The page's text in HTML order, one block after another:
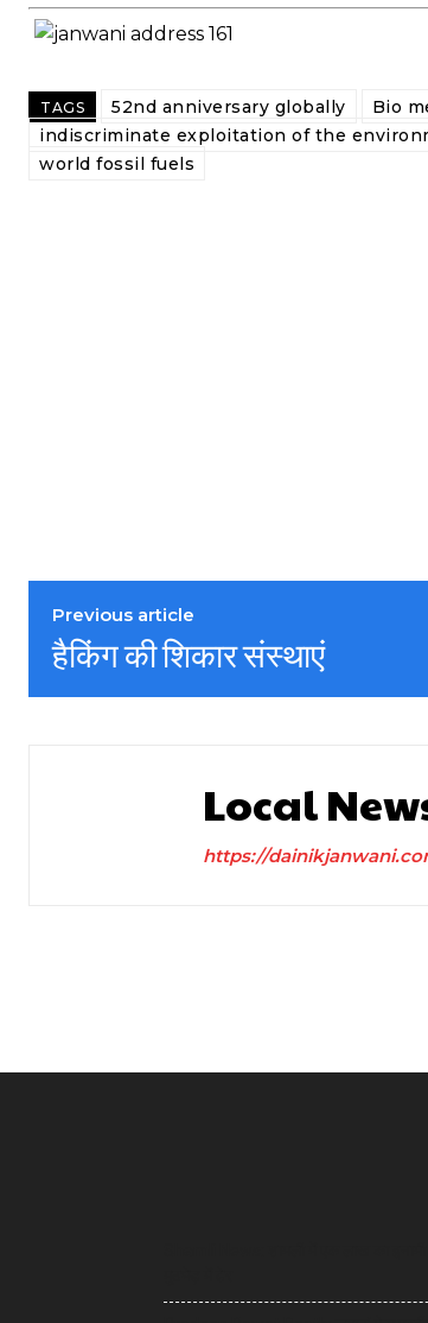
TAGS 52nd anniversary globally Bio
indiscriminate exploitation of the
world fossil fuels
Previous article
हैकिंग की शिकार संस्थाएं
Local
https://